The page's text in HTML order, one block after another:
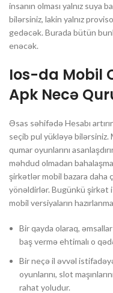
insanın olması yalnız suya
bilərsiniz, lakin yalnız
gedəcək. Burada bütün
enəcək.
Ios-da Mobil
Apk Necə
Əsas səhifədə Hesabı
seçib pul yükləyə bilərsiniz.
qumar oyunlarını
məhdud olmadan
şirkətlər mobil bazara daha
yönəldirlər. Bugünkü şirkət
mobil versiyaların
Bir qayda olaraq,
baş vermə ehtimalı o
Bir neçə il əvvəl
oyunlarını, slot
rahat yoludur.